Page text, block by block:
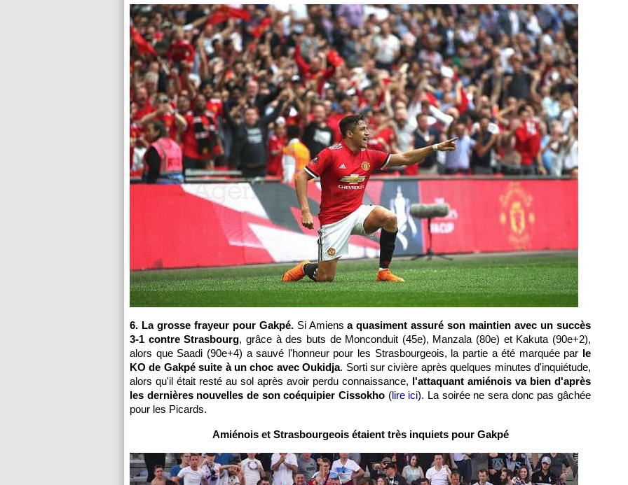
6. La grosse frayeur pour Gakpé.Si Amiensa quasiment assuré son maintien avec un succès
3-1 contre Strasbourg, grâce à des buts de Monconduit (45e), Manzala (80e) et Kakuta (90e+2),
alors que Saadi (90e+4) a sauvé l'honneur pour les Strasbourgeois, la partie a été marquée par le
KO de Gakpé suite à un choc avec Oukidja. Sorti sur civière après quelques minutes d'inquiétude,
alors qu'il était resté au sol après avoir perdu connaissance, l'attaquant amiénois va bien d'après
les dernières nouvelles de son coéquipier Cissokho (lire ici). La soirée ne sera donc pas gâchée
pour les Picards.
Amiénois et Strasbourgeois étaient très inquiets pour Gakpé